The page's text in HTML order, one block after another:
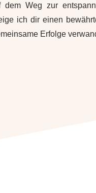
Weg zur
ich dir einen
Erfolge